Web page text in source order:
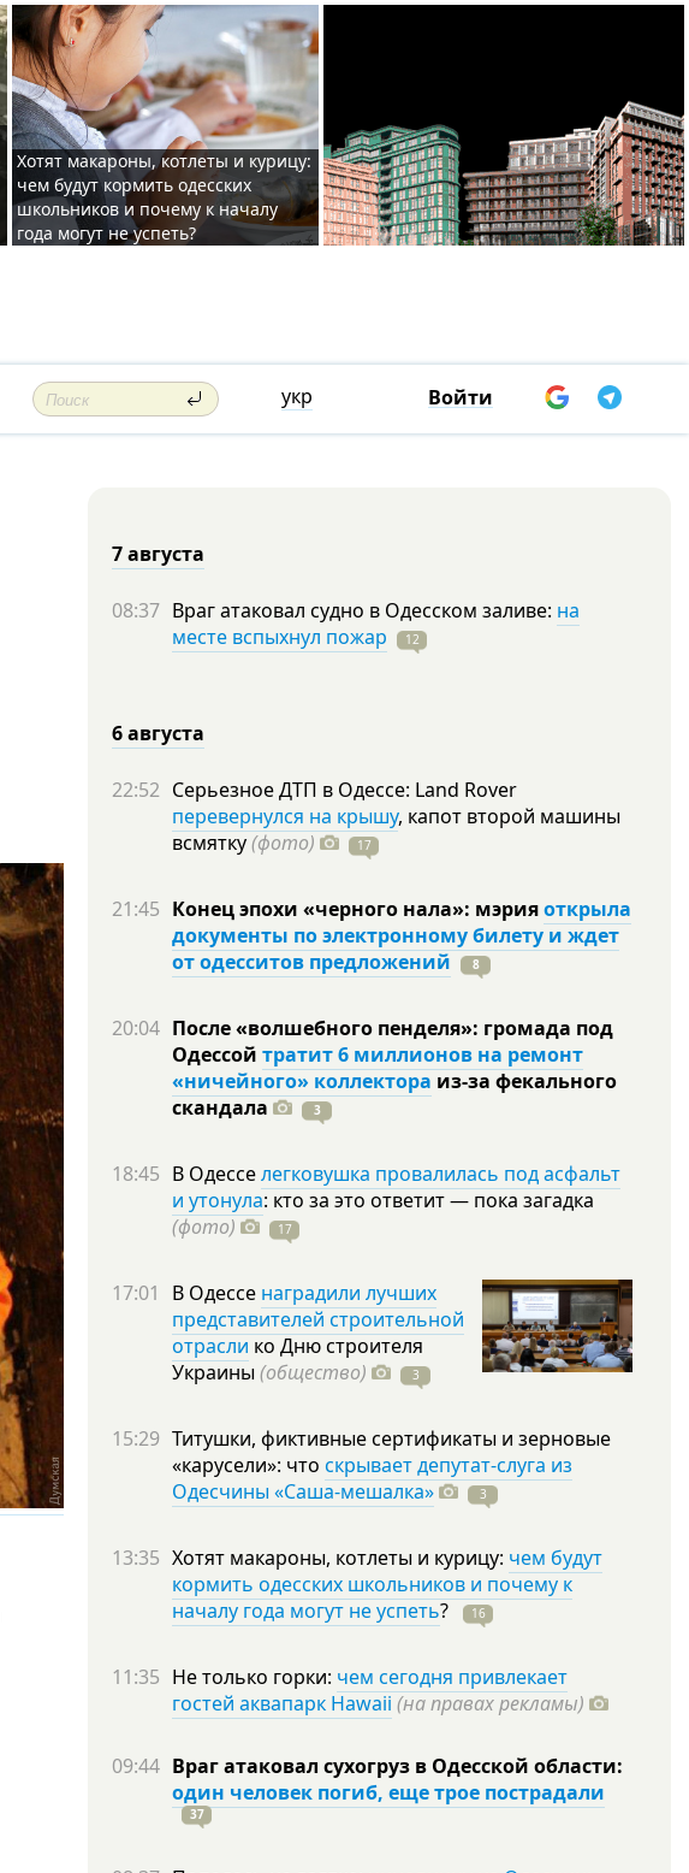
Хотят макароны, котлеты и курицу:
чем будут кормить одесских
школьников и почему к началу
года могут не успеть?
укр Войти
7 августа
08:37 Враг атаковал судно в Одесском заливе: на
месте вспыхнул пожар
12
6 августа
22:52 Серьезное ДТП в Одессе: Land Rover
перевернулся на крышу, капот второй машины
всмятку(фото) 17
21:45 Конец эпохи «черного нала»: мэрияоткрыла
документы по электронному билету и ждет
от одесситов предложений
8
20:04 После «волшебного пенделя»: громада под
Одессой тратит 6 миллионов на ремонт
«ничейного» коллектора из-за фекального
скандала
3
18:45 В Одесселегковушка провалилась под асфальт
и утонула: кто за это ответит — пока загадка
(фото)
17
17:01 В Одессе наградили лучших
представителей строительной
отрасли ко Дню строителя
Украины (общество) 3
15:29 Титушки, фиктивные сертификаты и зерновые
«карусели»: что скрывает депутат-слуга из
Одесчины «Саша-мешалка»
3
13:35 Хотят макароны, котлеты и курицу: чем будут
кормить одесских школьников и почему к
началу года могут не успеть? 16
11:35 Не только горки: чем сегодня привлекает
гостей аквапарк Hawaii (на правах рекламы)
09:44 Враг атаковал сухогруз в Одесской области:
один человек погиб, еще трое пострадали
37